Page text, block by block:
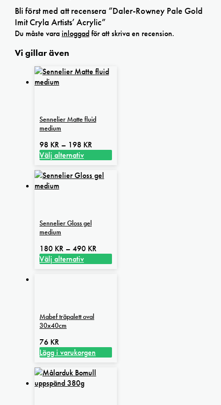
Bli först med att recensera ”Daler-Rowney Pale Gold
Imit Cryla Artists’ Acrylic”
Du måste varainloggadför att skriva en recension.
Vi gillar även
Sennelier Matte fluid
medium
98 KR – 198 KR
198 kr
Välj alternativ
här
produkten
De
olika
alternativen
kan
Sennelier Gloss gel
medium
180 KR – 490 KR
Välj alternativ
varianter.
De
olika
alternativen
väljas
på
Mabef träpalett oval
30x40cm
76 KR
Lägg i varukorgen